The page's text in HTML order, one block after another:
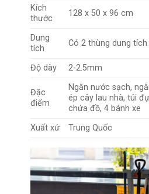
Kích
thước
128 x 50 x 96 cm
Dung
tích
Có 2 thùng dung tích
Độ dày 2-2.5mm
Đặc
điểm
Ngăn nước sạch,
ép cây lau nhà, túi
chứa đồ, 4 bánh xe
Xuất xứ
Trung Quốc